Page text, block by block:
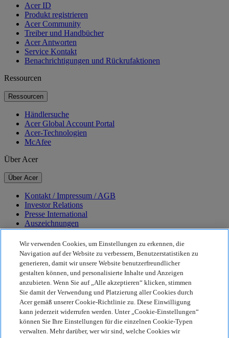
Acer ID
Produkt registrieren
Acer Community
Treiber und Handbücher
Acer Antworten
Service Kontakt
Benachrichtigungen und Rückrufaktionen
Ressourcen
Ressourcen
Händlersuche
Acer Global Account Portal
Acer-Technologien
McAfee
Über Acer
Über Acer
Kontakt / Impressum / AGB
Investor Relations
Presse International
Auszeichnungen
Veranstaltungen
Karriere
Nachhaltigkeit
Nachhaltigkeit
Corporate Social Responsibility
CO2-Bilanz unserer Produkte
Project Humanity
Earthion
Wir verwenden Cookies, um Einstellungen zu erkennen, die
Navigation auf der Website zu verbessern, Benutzerstatistiken zu
generieren, damit wir unsere Website benutzerfreundlicher
gestalten können, und personalisierte Inhalte und Anzeigen
anzubieten. Wenn Sie auf „Alle akzeptieren“ klicken, stimmen
Sie damit der Verwendung und Platzierung aller Cookies durch
Acer gemäß unserer Cookie-Richtlinie zu. Diese Einwilligung
kann jederzeit widerrufen werden. Unter „Cookie-Einstellungen“
können Sie Ihre Einstellungen für die einzelnen Cookie-Typen
verwalten. Mehr darüber, wer wir sind, welche Cookies wir